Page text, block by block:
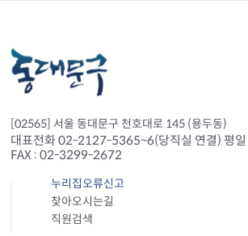
[02565] 서울 동대문구 천호대로 145 (용두동)
대표전화 02-2127-5365~6(당직실 연결) 평
FAX : 02-3299-2672
누리집오류신고
찾아오시는길
직원검색